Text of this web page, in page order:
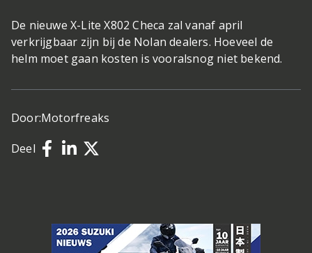
De nieuwe X-Lite X802 Checa zal vanaf april
verkrijgbaar zijn bij de Nolan dealers. Hoeveel de
helm moet gaan kosten is vooralsnog niet bekend.
Door:Motorfreaks
Deel